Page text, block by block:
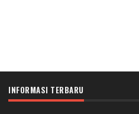
INFORMASI TERBARU